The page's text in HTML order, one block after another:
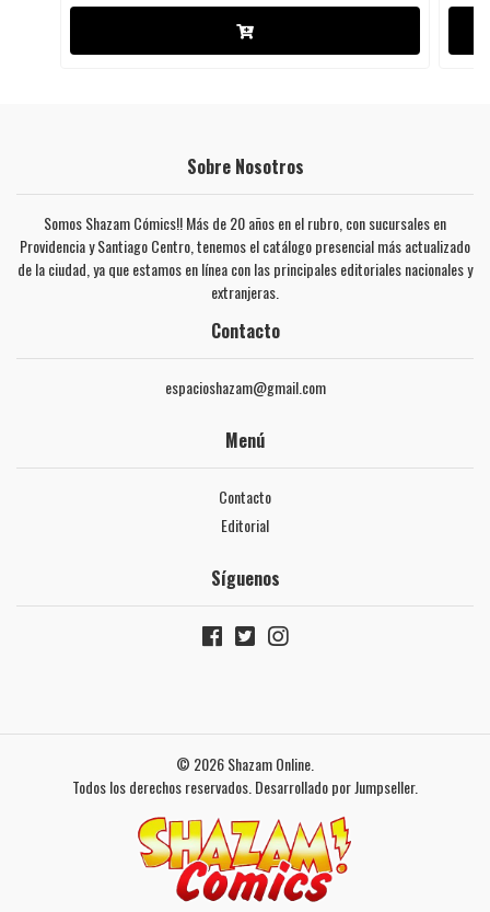
Sobre Nosotros
Somos Shazam Cómics!! Más de 20 años en el rubro, con sucursales en
Providencia y Santiago Centro, tenemos el catálogo presencial más actualizado
de la ciudad, ya que estamos en línea con las principales editoriales nacionales y
extranjeras.
Contacto
espacioshazam@gmail.com
Menú
Contacto
Editorial
Síguenos
© 2026 Shazam Online.
Todos los derechos reservados. Desarrollado por Jumpseller.